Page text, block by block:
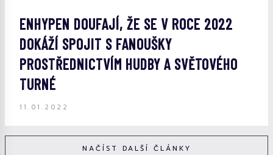
ENHYPEN DOUFAJÍ, ŽE SE V ROCE 2022
DOKÁŽÍ SPOJIT S FANOUŠKY
PROSTŘEDNICTVÍM HUDBY A SVĚTOVÉHO
TURNÉ
11.01.2022
NAČÍST DALŠÍ ČLÁNKY